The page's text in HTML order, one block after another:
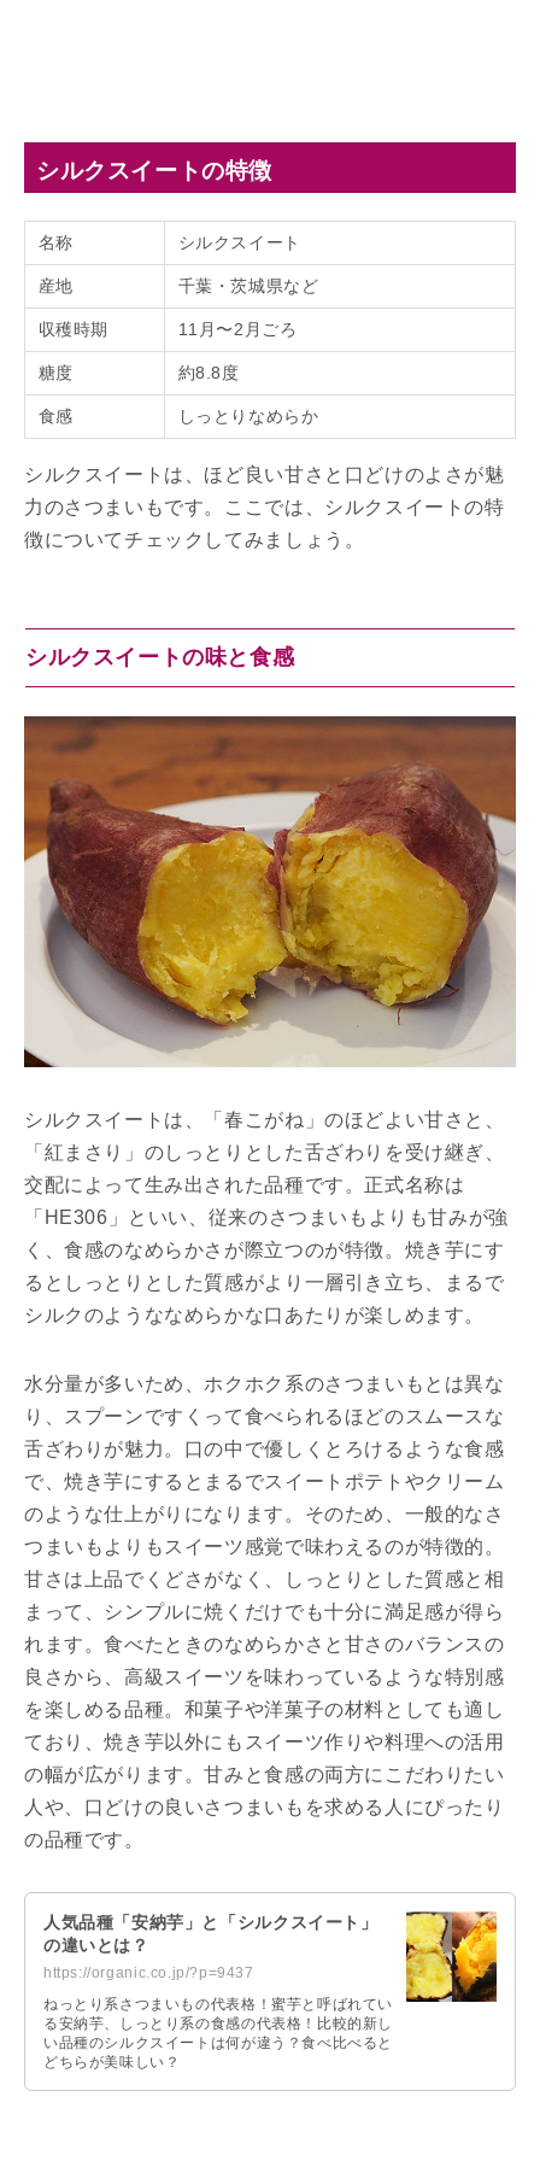
シルクスイートの特徴
名称 シルクスイート
産地 千葉・茨城県など
収穫時期 11月〜2月ごろ
糖度 約8.8度
食感 しっとりなめらか
シルクスイートは、ほど良い甘さと口どけのよさが魅
力のさつまいもです。ここでは、シルクスイートの特
徴についてチェックしてみましょう。
シルクスイートの味と食感
シルクスイートは、「春こがね」のほどよい甘さと、
「紅まさり」のしっとりとした舌ざわりを受け継ぎ、
交配によって生み出された品種です。正式名称は
「HE306」といい、従来のさつまいもよりも甘みが強
く、食感のなめらかさが際立つのが特徴。焼き芋にす
るとしっとりとした質感がより一層引き立ち、まるで
シルクのようななめらかな口あたりが楽しめます。
水分量が多いため、ホクホク系のさつまいもとは異な
り、スプーンですくって食べられるほどのスムースな
舌ざわりが魅力。口の中で優しくとろけるような食感
で、焼き芋にするとまるでスイートポテトやクリーム
のような仕上がりになります。そのため、一般的なさ
つまいもよりもスイーツ感覚で味わえるのが特徴的。
甘さは上品でくどさがなく、しっとりとした質感と相
まって、シンプルに焼くだけでも十分に満足感が得ら
れます。食べたときのなめらかさと甘さのバランスの
良さから、高級スイーツを味わっているような特別感
を楽しめる品種。和菓子や洋菓子の材料としても適し
ており、焼き芋以外にもスイーツ作りや料理への活用
の幅が広がります。甘みと食感の両方にこだわりたい
人や、口どけの良いさつまいもを求める人にぴったり
の品種です。
人気品種「安納芋」と「シルクスイート」
の違いとは？
https://organic.co.jp/?p=9437
ねっとり系さつまいもの代表格！蜜芋と呼ばれてい
る安納芋、しっとり系の食感の代表格！比較的新し
い品種のシルクスイートは何が違う？食べ比べると
どちらが美味しい？